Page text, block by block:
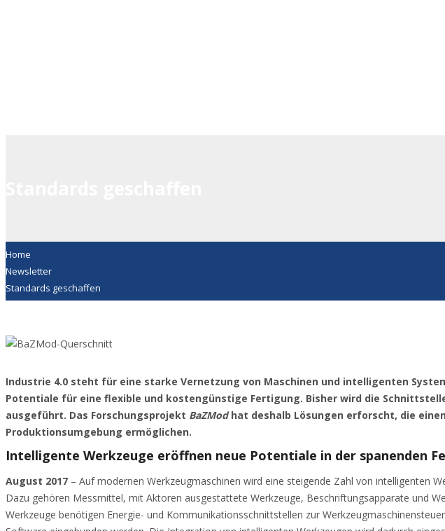
Home
Newsletter
Standards geschaffen
Industrie 4.0 steht für eine starke Vernetzung von Maschinen und intelligenten
Potentiale für eine flexible und kostengünstige Fertigung. Bisher wird die
ausgeführt. Das Forschungsprojekt BaZModhat deshalb Lösungen erforscht, die
Produktionsumgebung ermöglichen.
Intelligente Werkzeuge eröffnen neue Potentiale in der spanenden
August 2017 – Auf modernen Werkzeugmaschinen wird eine steigende Zahl von intelligenten
Dazu gehören Messmittel, mit Aktoren ausgestattete Werkzeuge, Beschriftungsapparate und
Werkzeuge benötigen Energie- und Kommunikationsschnittstellen zur